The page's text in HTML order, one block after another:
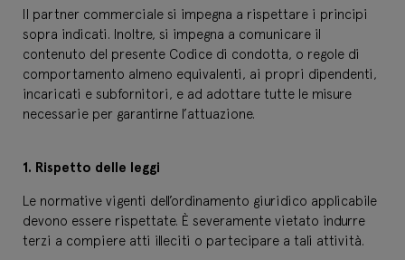
Il partner commerciale si impegna a rispettare i principi
sopra indicati. Inoltre, si impegna a comunicare il
contenuto del presente Codice di condotta, o regole di
comportamento almeno equivalenti, ai propri dipendenti,
incaricati e subfornitori, e ad adottare tutte le misure
necessarie per garantirne l’attuazione.
1. Rispetto delle leggi
Le normative vigenti dell’ordinamento giuridico applicabile
devono essere rispettate. È severamente vietato indurre
terzi a compiere atti illeciti o partecipare a tali attività.